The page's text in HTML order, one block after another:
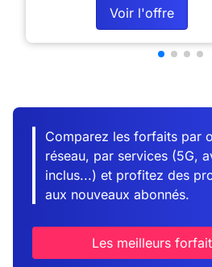
Voir l'offre
Comparez les forfaits par
réseau, par services (5G,
inclus...) et profitez des
aux nouveaux abonnés.
Les meilleurs